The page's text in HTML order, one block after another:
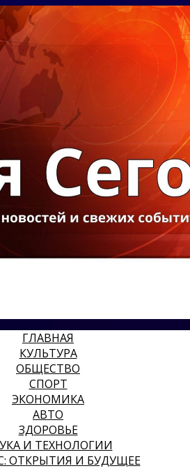
ГЛАВНАЯ
КУЛЬТУРА
ОБЩЕСТВО
СПОРТ
ЭКОНОМИКА
АВТО
ЗДОРОВЬЕ
И ТЕХНОЛОГИИ
ОТКРЫТИЯ И БУДУЩЕЕ